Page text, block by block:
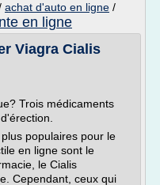
achat d'auto en ligne /
en ligne
Viagra Cialis
Trois médicaments
populaires pour le
en ligne sont le
le Cialis
Cependant, ceux qui